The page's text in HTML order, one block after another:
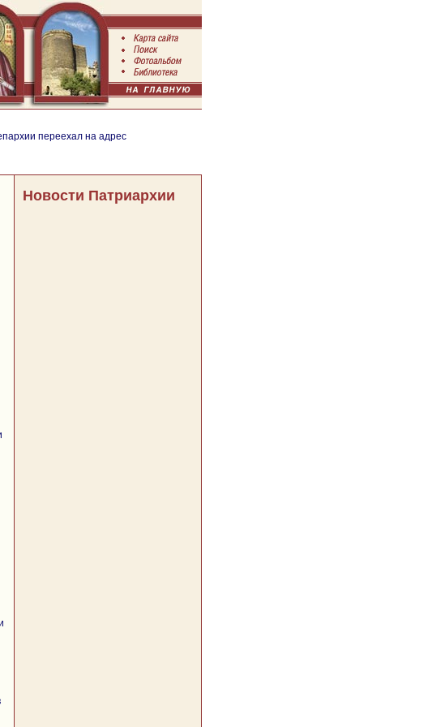
переехал на адрес
Новости Патриархии